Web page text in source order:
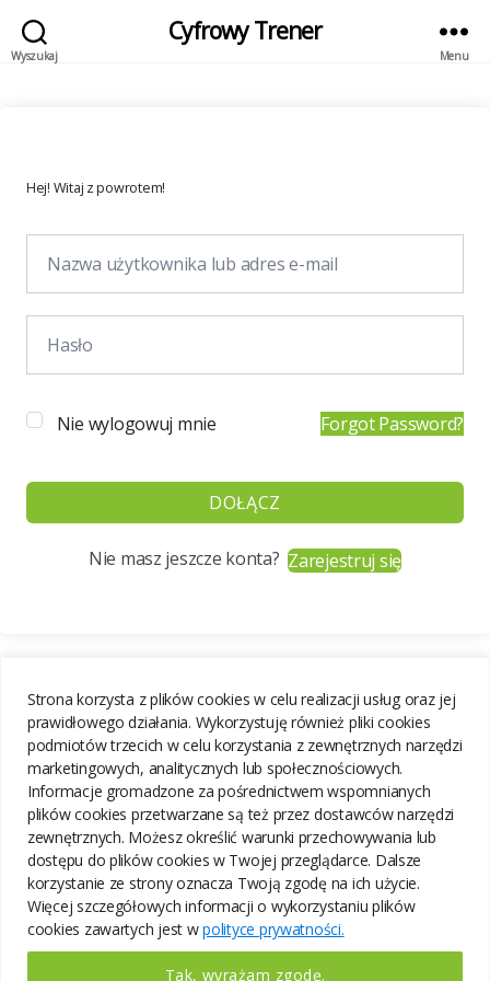
Strona korzysta z plików cookies w celu realizacji usług oraz jej
prawidłowego działania. Wykorzystuję również pliki cookies
podmiotów trzecich w celu korzystania z zewnętrznych narzędzi
marketingowych, analitycznych lub społecznościowych.
Informacje gromadzone za pośrednictwem wspomnianych
plików cookies przetwarzane są też przez dostawców narzędzi
zewnętrznych. Możesz określić warunki przechowywania lub
dostępu do plików cookies w Twojej przeglądarce. Dalsze
korzystanie ze strony oznacza Twoją zgodę na ich użycie.
Więcej szczegółowych informacji o wykorzystaniu plików
cookies zawartych jest wpolityce prywatności.
Tak, wyrażam zgodę.
Wyszukaj
Cyfrowy Trener
Menu
Hej! Witaj z powrotem!
Nie wylogowuj mnie Forgot Password?
DOŁĄCZ
Nie masz jeszcze konta?Zarejestruj się